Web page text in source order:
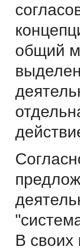
общий
В своих